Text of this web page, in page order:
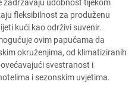
zadržavaju udobnost tijekom
fleksibilnost za produženu
kući kao održivi suvenir.
ovim papučama da
okruženjima, od klimatiziranih
svestranost i
i sezonskim uvjetima.